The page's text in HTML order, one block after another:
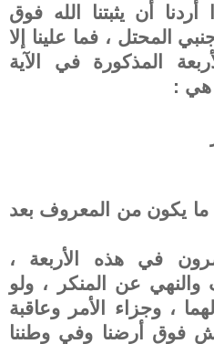
أردنا أن يثبتنا الله فوق
المحتل ، فما علينا إلا
المذكورة في الآية
هي :
ما يكون من المعروف بعد
في هذه الأربعة ،
والنهي عن المنكر ، ولو
، وجزاء الأمر وعاقبة
فوق أرضنا وفي وطننا